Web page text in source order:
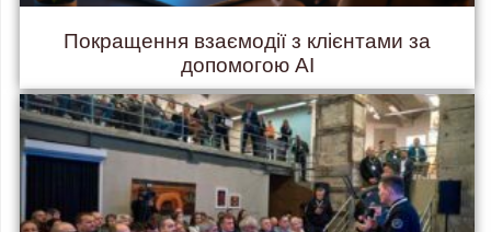
Покращення взаємодії з клієнтами за
допомогою AI